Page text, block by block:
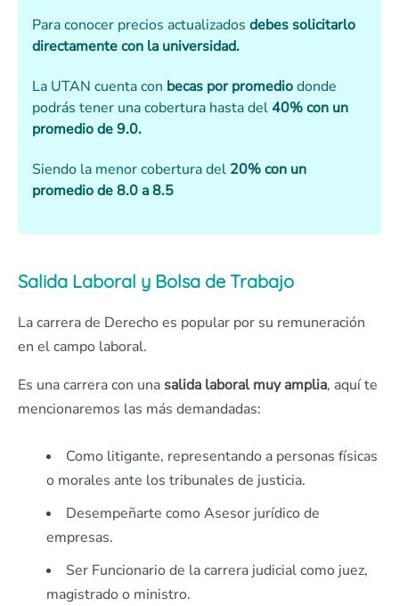
Para conocer precios actualizados debes solicitarlo
directamente con la universidad.
La UTAN cuenta con becas por promediodonde
podrás tener una cobertura hasta del40% con un
promedio de 9.0.
Siendo la menor cobertura del 20% con un
promedio de 8.0 a 8.5
Salida Laboral y Bolsa de Trabajo
La carrera de Derecho es popular por su remuneración
en el campo laboral.
Es una carrera con unasalida laboral muy amplia, aquí te
mencionaremos las más demandadas:
Como litigante, representando a personas físicas
o morales ante los tribunales de justicia.
Desempeñarte como Asesor jurídico de
empresas.
Ser Funcionario de la carrera judicial como juez,
magistrado o ministro.